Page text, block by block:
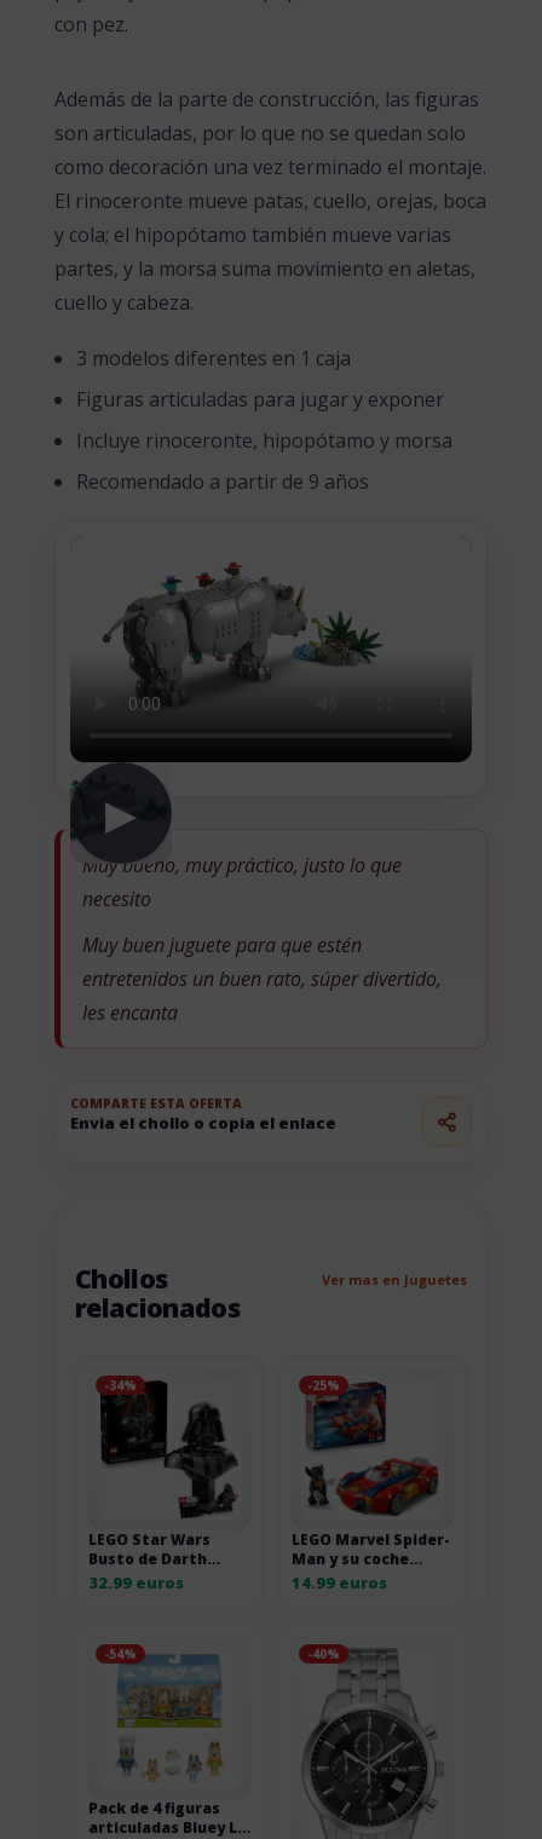
con pez.
Además de la parte de construcción, las figuras
son articuladas, por lo que no se quedan solo
como decoración una vez terminado el montaje.
El rinoceronte mueve patas, cuello, orejas, boca
y cola; el hipopótamo también mueve varias
partes, y la morsa suma movimiento en aletas,
cuello y cabeza.
3 modelos diferentes en 1 caja
Figuras articuladas para jugar y exponer
Incluye rinoceronte, hipopótamo y morsa
Recomendado a partir de 9 años
▶
Muy bueno, muy práctico, justo lo que
necesito
Muy buen juguete para que estén
entretenidos un buen rato, súper divertido,
les encanta
COMPARTE ESTA OFERTA
Envia el chollo o copia el enlace
Chollos
relacionados
Ver mas en Juguetes
-34%
LEGO Star Wars
Busto de Darth
Vader para adultos
32.99 euros
-25%
LEGO Marvel Spider-
Man y su coche
contra Wolverine
14.99 euros
-54%
Pack de 4 figuras
articuladas Bluey Le
-40%